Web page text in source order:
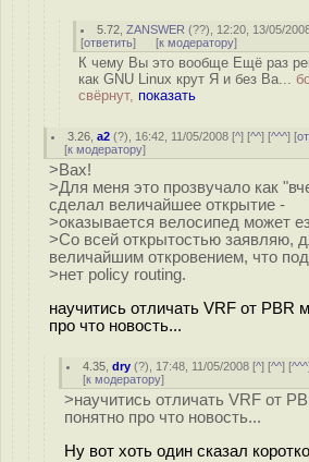
5.72 ,ZANSWER (??), 12:20, 13/05/
[ответить] [к модератору]
К чему Вы это вообще Ещё раз
как GNU Linux крут Я и без Ва...
свёрнут, показать
3.26 ,a2 (?), 16:42, 11/05/2008 [^] [^^] [^^^] [
[к модератору]
>Вах!
>Для меня это прозвучало как
сделал величайшее открытие -
>оказывается велосипед может
>Со всей открытостью заявляю,
величайшим откровением, что
>нет policy routing.
научитись отличать VRF от PBR
про что новость...
4.35 ,dry (?), 17:48, 11/05/2008 [^] [^^] [^^^
[к модератору]
>научитись отличать VRF от
понятно про что новость...
Ну вот хоть один сказал